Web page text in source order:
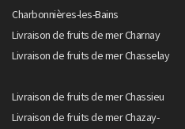
Charbonnières-les-Bains
Livraison de fruits de mer Charnay
Livraison de fruits de mer Chasselay
Livraison de fruits de mer Chassieu
Livraison de fruits de mer Chazay-